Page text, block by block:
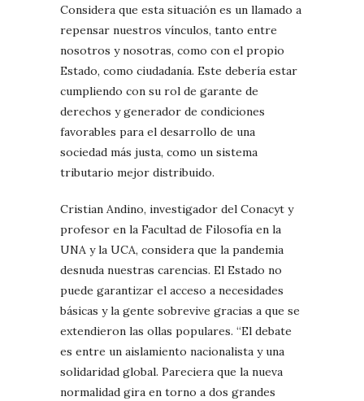
Considera que esta situación es un llamado a
repensar nuestros vínculos, tanto entre
nosotros y nosotras, como con el propio
Estado, como ciudadanía. Este debería estar
cumpliendo con su rol de garante de
derechos y generador de condiciones
favorables para el desarrollo de una
sociedad más justa, como un sistema
tributario mejor distribuido.
Cristian Andino, investigador del Conacyt y
profesor en la Facultad de Filosofía en la
UNA y la UCA, considera que la pandemia
desnuda nuestras carencias. El Estado no
puede garantizar el acceso a necesidades
básicas y la gente sobrevive gracias a que se
extendieron las ollas populares. “El debate
es entre un aislamiento nacionalista y una
solidaridad global. Pareciera que la nueva
normalidad gira en torno a dos grandes